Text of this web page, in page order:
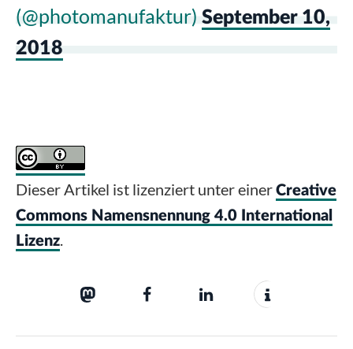
(@photomanufaktur) September 10,
2018
Dieser Artikel ist lizenziert unter einer Creative
Commons Namensnennung 4.0 International
Lizenz.